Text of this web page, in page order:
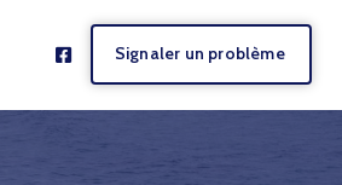
Signaler un problème